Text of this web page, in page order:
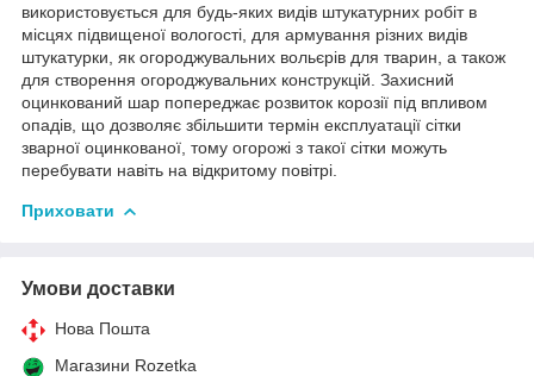
використовується для будь-яких видів штукатурних робіт в
місцях підвищеної вологості, для армування різних видів
штукатурки, як огороджувальних вольєрів для тварин, а також
для створення огороджувальних конструкцій. Захисний
оцинкований шар попереджає розвиток корозії під впливом
опадів, що дозволяє збільшити термін експлуатації сітки
зварної оцинкованої, тому огорожі з такої сітки можуть
перебувати навіть на відкритому повітрі.
Приховати
Умови доставки
Нова Пошта
Магазини Rozetka